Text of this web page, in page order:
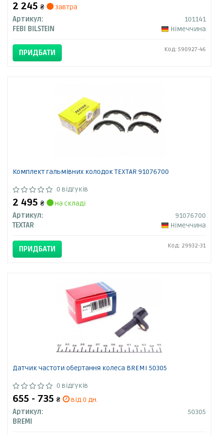
2 245 ₴
завтра
Артикул:
101141
FEBI BILSTEIN
Німеччина
ПРИДБАТИ Код: 590927-46
Комплект гальмівних колодок TEXTAR 91076700
0 відгуків
2 495 ₴
на складі
Артикул:
91076700
TEXTAR
Німеччина
ПРИДБАТИ Код: 29932-31
Датчик частоти обертання колеса BREMI 50305
0 відгуків
655 - 735 ₴
від 0 дн.
Артикул:
50305
BREMI